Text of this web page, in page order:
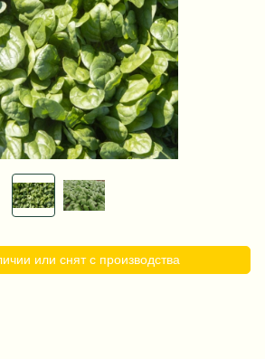
или снят с производства